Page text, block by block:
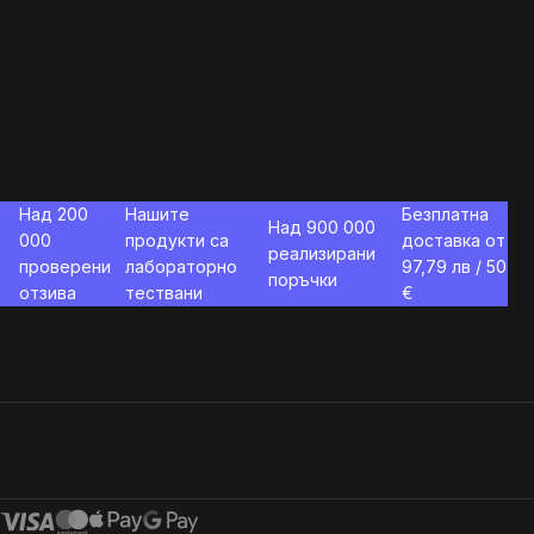
Над 200
000
проверени
отзива
Нашите
продукти са
лабораторно
тествани
Над 900 000
реализирани
поръчки
Безплатна
доставка от
97,79 лв / 50
€